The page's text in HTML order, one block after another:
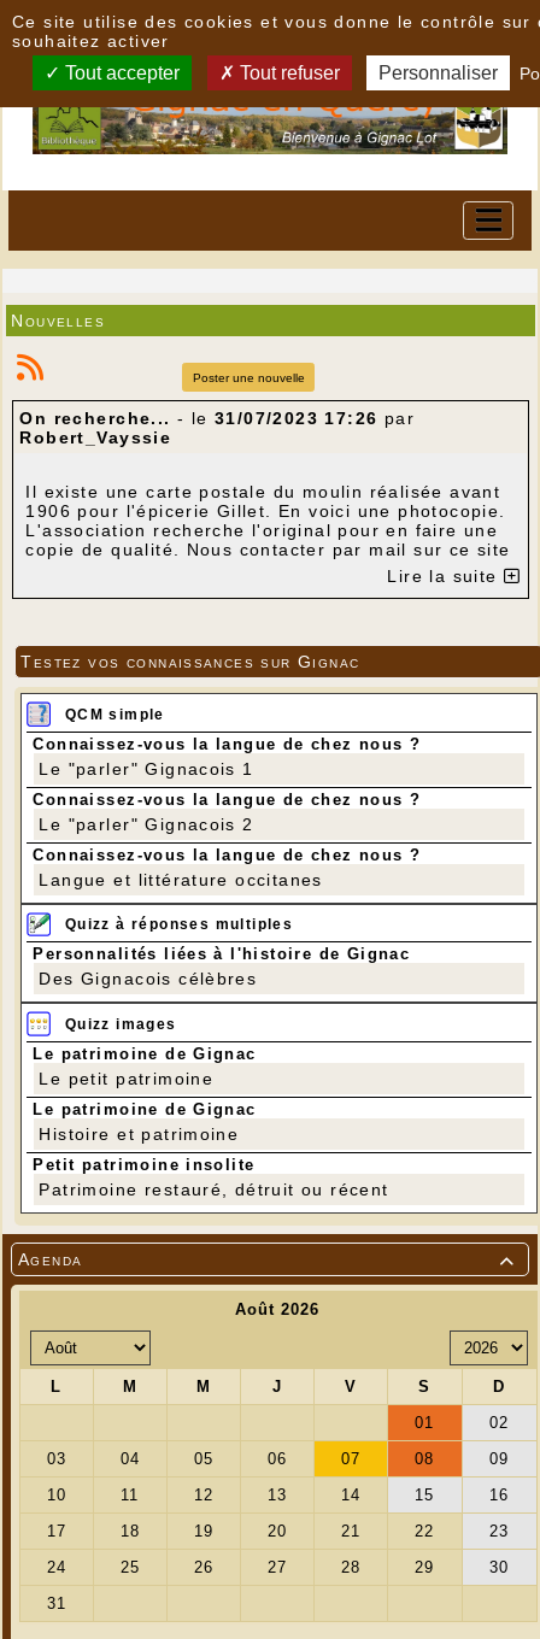

Agenda
Nouvelles
Poster une nouvelle
On recherche... - le 31/07/2023 17:26 par
Robert_Vayssie
Il existe une carte postale du moulin réalisée avant
1906 pour l'épicerie Gillet. En voici une photocopie.
L'association recherche l'original pour en faire une
copie de qualité. Nous contacter par mail sur ce site
ou prendre contact avec Robert Vayssié.
Le moulin côté Est (on voit le trou d'évacuation de
la fumée)
C'est la photo la plus ancienne réalisée sur le site
du moulin.
Lire la suite
Testez vos connaissances sur Gignac
QCM simple
Connaissez-vous la langue de chez nous ?
Le "parler" Gignacois 1
Connaissez-vous la langue de chez nous ?
Le "parler" Gignacois 2
Connaissez-vous la langue de chez nous ?
Langue et littérature occitanes
Quizz à réponses multiples
Personnalités liées à l'histoire de Gignac
Des Gignacois célèbres
Quizz images
Le patrimoine de Gignac
Le petit patrimoine
Le patrimoine de Gignac
Histoire et patrimoine
Petit patrimoine insolite
Patrimoine restauré, détruit ou récent
Ce site utilise des cookies et vous donne le contrôle sur
souhaitez activer
Tout accepter Tout refuser Personnaliser